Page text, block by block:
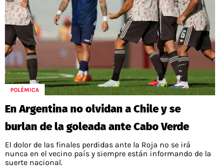
POLÉMICA
En Argentina no olvidan a Chile y se
burlan de la goleada ante Cabo Verde
El dolor de las finales perdidas ante la Roja no se irá
nunca en el vecino país y siempre están informando de la
suerte nacional.